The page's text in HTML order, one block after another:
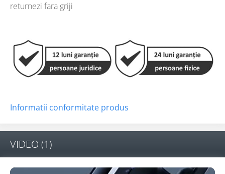
returnezi fara griji
Informatii conformitate produs
VIDEO (1)